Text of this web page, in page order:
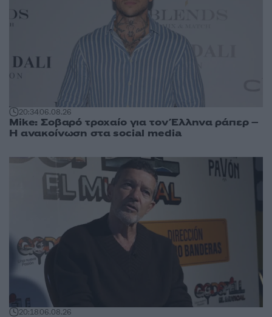
20:3406.08.26
Mike: Σοβαρό τροχαίο για τον Έλληνα ράπερ –
Η ανακοίνωση στα social media
20:1806.08.26